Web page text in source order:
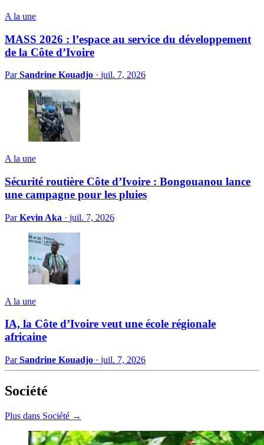
A la une
MASS 2026 : l’espace au service du développement
de la Côte d’Ivoire
ParSandrine Kouadjo · juil. 7, 2026
A la une
Sécurité routière Côte d’Ivoire : Bongouanou lance
une campagne pour les pluies
ParKevin Aka · juil. 7, 2026
A la une
IA, la Côte d’Ivoire veut une école régionale
africaine
ParSandrine Kouadjo · juil. 7, 2026
Société
Plus dans Société →